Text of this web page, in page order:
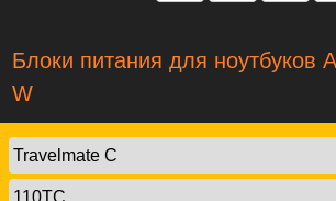
Блоки питания для ноутбуков
W